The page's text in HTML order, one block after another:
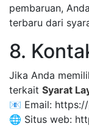
pembaruan,
terbaru dari
8.
Jika Anda
terkait Syarat
📧 Email:
🌐 Situs web: